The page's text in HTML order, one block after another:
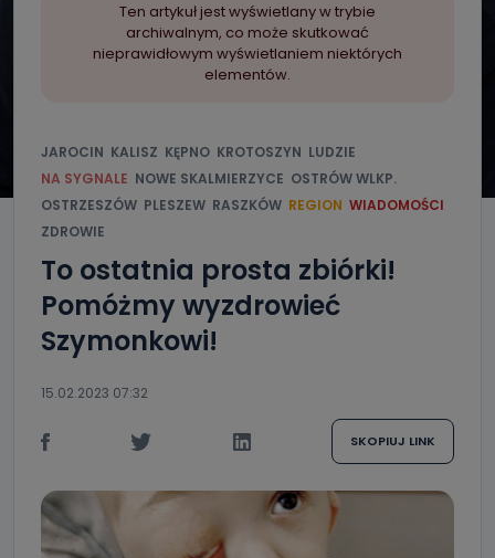
Ten artykuł jest wyświetlany w trybie
archiwalnym, co może skutkować
nieprawidłowym wyświetlaniem niektórych
elementów.
JAROCIN KALISZ KĘPNO KROTOSZYN LUDZIE
NA SYGNALE NOWE SKALMIERZYCE OSTRÓW WLKP.
OSTRZESZÓW PLESZEW RASZKÓW REGION WIADOMOŚCI
ZDROWIE
To ostatnia prosta zbiórki!
Pomóżmy wyzdrowieć
Szymonkowi!
15.02.2023 07:32
SKOPIUJ LINK